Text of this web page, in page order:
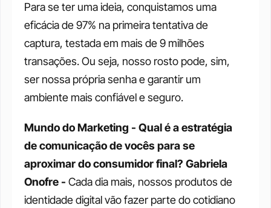
Para se ter uma ideia, conquistamos uma
eficácia de 97% na primeira tentativa de
captura, testada em mais de 9 milhões
transações. Ou seja, nosso rosto pode, sim,
ser nossa própria senha e garantir um
ambiente mais confiável e seguro.
Mundo do Marketing - Qual é a estratégia
de comunicação de vocês para se
aproximar do consumidor final? Gabriela
Onofre - Cada dia mais, nossos produtos de
identidade digital vão fazer parte do cotidiano